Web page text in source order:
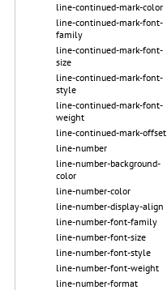
line-continued-mark-color
line-continued-mark-font-
family
line-continued-mark-font-
size
line-continued-mark-font-
style
line-continued-mark-font-
weight
line-continued-mark-offset
line-number
line-number-background-
color
line-number-color
line-number-display-align
line-number-font-family
line-number-font-size
line-number-font-style
line-number-font-weight
line-number-format